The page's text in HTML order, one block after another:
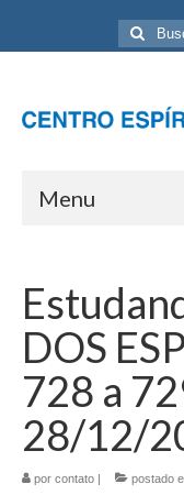
Buscar
por:
Menu
Programação
Sobre nós
Eventos
Artigos
Contato
DOS
728 a
28/12/
por contato | postado